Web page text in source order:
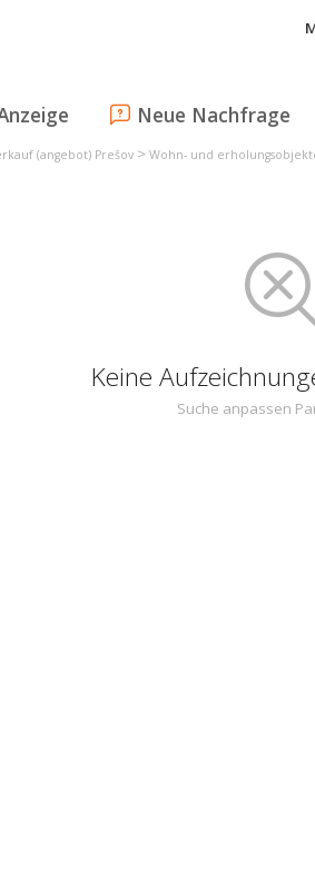
Neue Nachfrage
(angebot) Prešov > Wohn- und
Keine
Suche anpassen